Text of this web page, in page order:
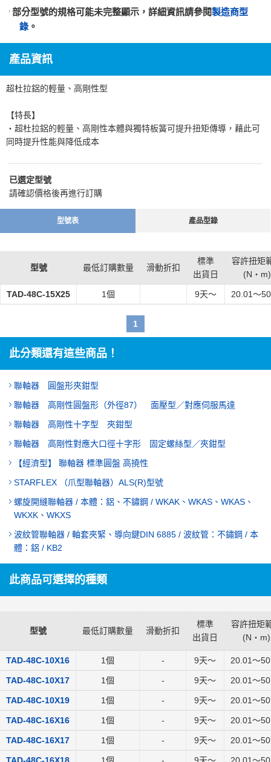
部分型號的規格可能未完整顯示，詳細資訊請參閱製造商型
錄 。
產品資訊
超杜拉鋁的輕量、高剛性型
【特長】
・超杜拉鋁的輕量、高剛性本體與獨特板簧可提升扭矩傳導，藉此可
同時提升性能與降低成本
已選定型號
請確認價格後再進行訂購
型號表 產品型錄
型號 最低訂購數量 滑動折扣
標準
出貨日
容許扭矩
(N・m)
TAD-48C-15X25 1個 9天～ 20.01～
1
此分類還有這些商品！
聯軸器 圓盤形夾鉗型
聯軸器 高剛性圓盤形（外徑87） 面壓型／對應伺服馬達
聯軸器 高剛性十字型 夾鉗型
聯軸器 高剛性對應大口徑十字形 固定螺絲型／夾鉗型
【經濟型】 聯軸器 標準圓盤 高撓性
STARFLEX （爪型聯軸器）ALS(R)型號
螺旋開縫聯軸器 / 本體：鋁、不鏽鋼 / WKAK、WKAS、WKAS、
WKXK、WKXS
波紋管聯軸器 / 軸套夾緊、導向鍵DIN 6885 / 波紋管：不鏽鋼 / 本
體：鋁 / KB2
此商品可選擇的種類
型號 最低訂購數量 滑動折扣
標準
出貨日
容許扭矩
(N・m)
TAD-48C-10X16 1個 - 9天～ 20.01～
TAD-48C-10X17 1個 - 9天～ 20.01～
TAD-48C-10X19 1個 - 9天～ 20.01～
TAD-48C-16X16 1個 - 9天～ 20.01～
TAD-48C-16X17 1個 - 9天～ 20.01～